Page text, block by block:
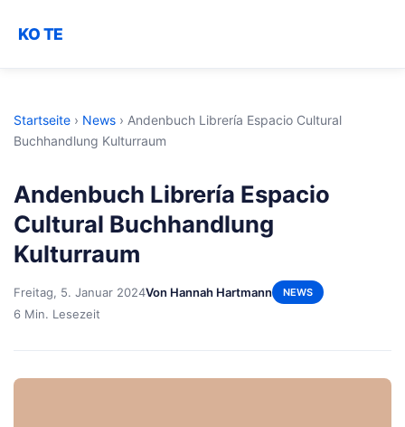
KO TE
Startseite › News › Andenbuch Librería Espacio Cultural
Buchhandlung Kulturraum
Andenbuch Librería Espacio
Cultural Buchhandlung
Kulturraum
Freitag, 5. Januar 2024Von Hannah Hartmann NEWS
6 Min. Lesezeit